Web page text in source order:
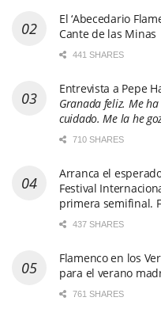
El ‘Abecedario
Cante de las Minas
441 SHARES
Entrevista a Pepe
Granada feliz. Me
cuidado. Me la he
710 SHARES
Arranca el
Festival
primera semifinal.
437 SHARES
Flamenco en los
para el verano
761 SHARES